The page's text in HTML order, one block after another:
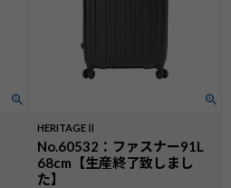
HERITAGEⅡ
No.60532：ファスナー91L
68cm【生産終了致しまし
た】